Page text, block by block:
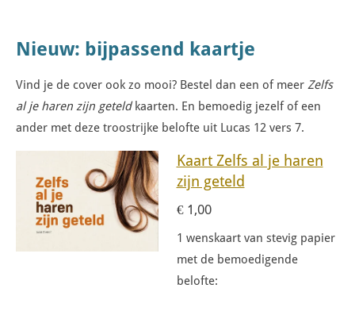
Nieuw: bijpassend kaartje
Vind je de cover ook zo mooi? Bestel dan een of meer Zelfs
al je haren zijn geteldkaarten. En bemoedig jezelf of een
ander met deze troostrijke belofte uit Lucas 12 vers 7.
Kaart Zelfs al je haren
zijn geteld
€ 1,00
1 wenskaart van stevig papier
met de bemoedigende
belofte: